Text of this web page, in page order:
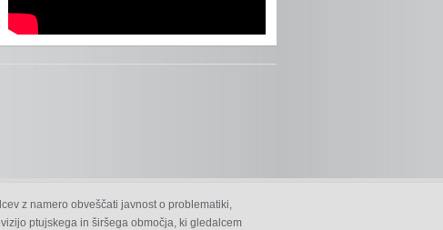
z namero obveščati javnost o problematiki,
ptujskega in širšega območja, ki gledalcem